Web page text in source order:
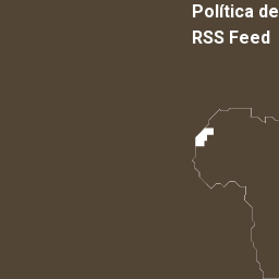
Política
RSS Feed